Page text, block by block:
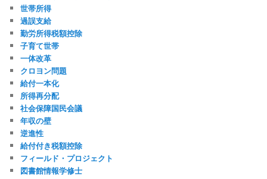
世帯所得
過誤支給
勤労所得税額控除
子育て世帯
一体改革
クロヨン問題
給付一本化
所得再分配
社会保障国民会議
年収の壁
逆進性
給付付き税額控除
フィールド・プロジェクト
図書館情報学修士